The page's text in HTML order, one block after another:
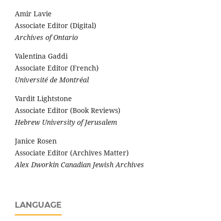
Amir Lavie
Associate Editor (Digital)
Archives of Ontario
Valentina Gaddi
Associate Editor (French)
Université de Montréal
Vardit Lightstone
Associate Editor (Book Reviews)
Hebrew University of Jerusalem
Janice Rosen
Associate Editor (Archives Matter)
Alex Dworkin Canadian Jewish Archives
LANGUAGE